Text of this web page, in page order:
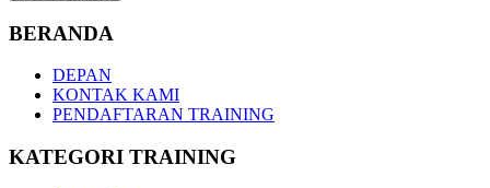
BERANDA
DEPAN
KONTAK KAMI
PENDAFTARAN TRAINING
KATEGORI TRAINING